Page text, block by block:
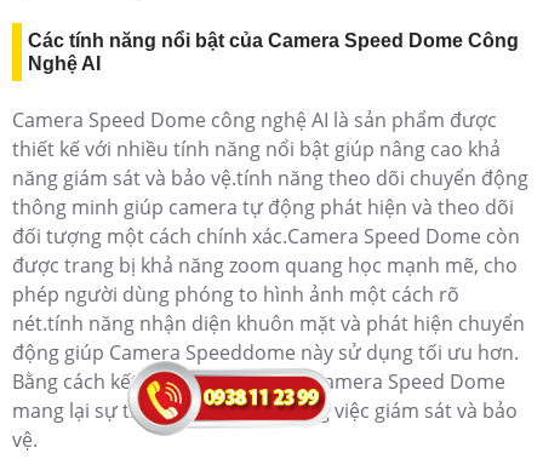
Các tính năng nổi bật của Camera Speed Dome Công
Nghệ AI
Camera Speed Dome công nghệ AI là sản phẩm được
thiết kế với nhiều tính năng nổi bật giúp nâng cao khả
năng giám sát và bảo vệ.tính năng theo dõi chuyển động
thông minh giúp camera tự động phát hiện và theo dõi
đối tượng một cách chính xác.Camera Speed Dome còn
được trang bị khả năng zoom quang học mạnh mẽ, cho
phép người dùng phóng to hình ảnh một cách rõ
nét.tính năng nhận diện khuôn mặt và phát hiện chuyển
động giúp Camera Speeddome này sử dụng tối ưu hơn.
Bằng cách kết hợp công nghệ AI, Camera Speed Dome
mang lại sự tiện lợi và tin cậy trong việc giám sát và bảo
vệ.